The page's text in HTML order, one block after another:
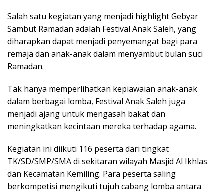
Salah satu kegiatan yang menjadi highlight Gebyar
Sambut Ramadan adalah Festival Anak Saleh, yang
diharapkan dapat menjadi penyemangat bagi para
remaja dan anak-anak dalam menyambut bulan suci
Ramadan.
Tak hanya memperlihatkan kepiawaian anak-anak
dalam berbagai lomba, Festival Anak Saleh juga
menjadi ajang untuk mengasah bakat dan
meningkatkan kecintaan mereka terhadap agama.
Kegiatan ini diikuti 116 peserta dari tingkat
TK/SD/SMP/SMA di sekitaran wilayah Masjid Al Ikhlas
dan Kecamatan Kemiling. Para peserta saling
berkompetisi mengikuti tujuh cabang lomba antara